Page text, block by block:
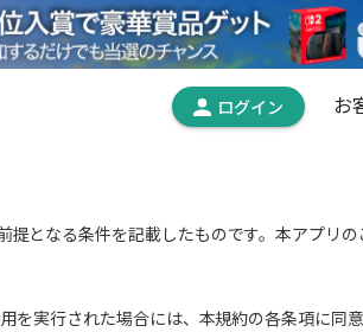
お
となる条件を記載したものです。本アプリの
を実行された場合には、本規約の各条項に同